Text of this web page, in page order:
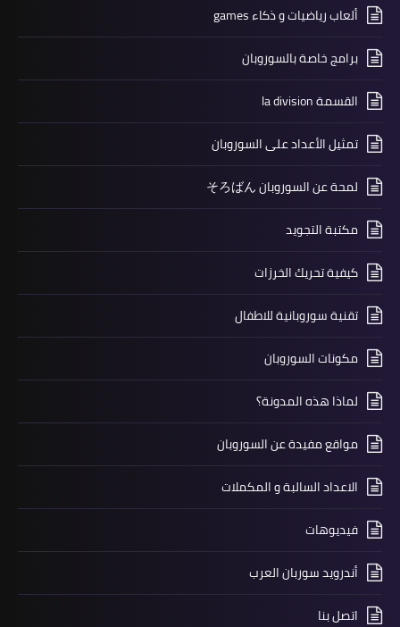
ألعاب رياضيات و ذكاء games
برامج خاصة بالسوروبان
القسمة la division
تمثيل الأعداد على السوروبان
لمحة عن السوروبان そろばん
مكتبة التجويد
كيفية تحريك الخرزات
تقنية سوروبانية للاطفال
مكونات السوروبان
لماذا هذه المدونة؟
مواقع مفيدة عن السوروبان
الاعداد السالبة و المكملات
فيديوهات
أندرويد سوربان العرب
اتصل بنا